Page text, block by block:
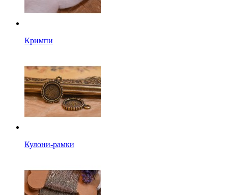
Кримпи
Кулони-рамки